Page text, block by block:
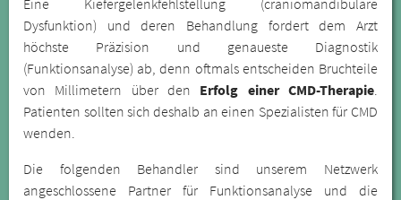
Eine Kiefergelenkfehlstellung (craniomandibuläre
Dysfunktion) und deren Behandlung fordert dem Arzt
höchste Präzision und genaueste Diagnostik
(Funktionsanalyse) ab, denn oftmals entscheiden Bruchteile
von Millimetern über den Erfolg einer CMD-Therapie.
Patienten sollten sich deshalb an einen Spezialisten für CMD
wenden.
Die folgenden Behandler sind unserem Netzwerk
angeschlossene Partner für Funktionsanalyse und die